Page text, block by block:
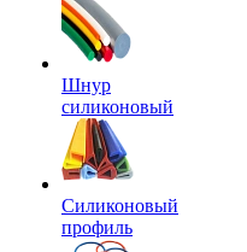
Шнур
силиконовый
Силиконовый
профиль